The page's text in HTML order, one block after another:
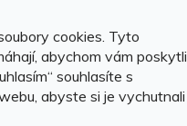
cookies. Tyto
abychom vám poskytli
souhlasíte s
abyste si je vychutnali
O